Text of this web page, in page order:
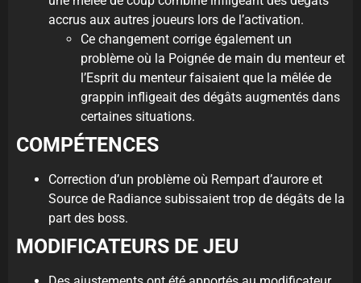
accrus aux autres joueurs lors de l’activation.
Ce changement corrige également un
problème où la Poignée de main du menteur et
l’Esprit du menteur faisaient que la mêlée de
grappin infligeait des dégâts augmentés dans
certaines situations.
COMPÉTENCES
Correction d’un problème où Rempart d’aurore et
Source de Radiance subissaient trop de dégâts de la
part des boss.
MODIFICATEURS DE JEU